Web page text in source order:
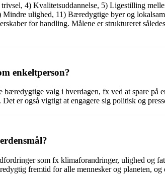
4) Kvalitetsuddannelse, 5) Ligestilling
ulighed, 11) Bæredygtige byer og
for handling. Målene er struktureret
enkeltperson?
valg i hverdagen, fx ved at spare på
er også vigtigt at engagere sig politisk og
som fx klimaforandringer, ulighed og
fremtid for alle mennesker og planeten,